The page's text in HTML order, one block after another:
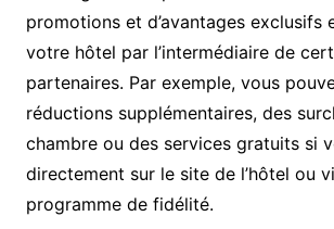
promotions et d’avantages exclusifs
votre hôtel par l’intermédiaire de
partenaires. Par exemple, vous
réductions supplémentaires, des
chambre ou des services gratuits si
directement sur le site de l’hôtel ou
programme de fidélité.